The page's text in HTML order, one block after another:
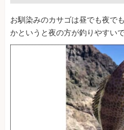
お馴染みのカサゴは昼でも夜で
かというと夜の方が釣りやすいで